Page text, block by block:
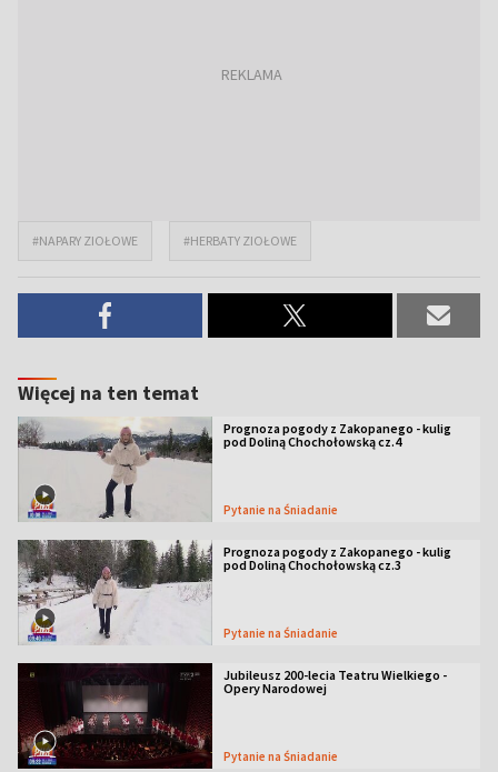
#NAPARY ZIOŁOWE #HERBATY ZIOŁOWE
Więcej na ten temat
Prognoza pogody z Zakopanego - kulig
pod Doliną Chochołowską cz.4
Pytanie na Śniadanie
Prognoza pogody z Zakopanego - kulig
pod Doliną Chochołowską cz.3
Pytanie na Śniadanie
Jubileusz 200-lecia Teatru Wielkiego -
Opery Narodowej
Pytanie na Śniadanie